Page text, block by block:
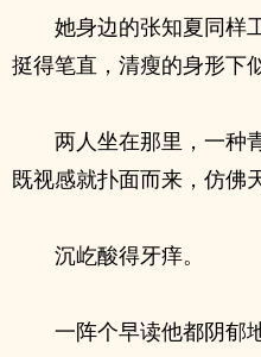
她身边的张知夏同样
挺得笔直，清瘦的身形下
两人坐在那里，一种
既视感就扑面而来，仿佛
沉屹酸得牙痒。
一阵个早读他都阴郁